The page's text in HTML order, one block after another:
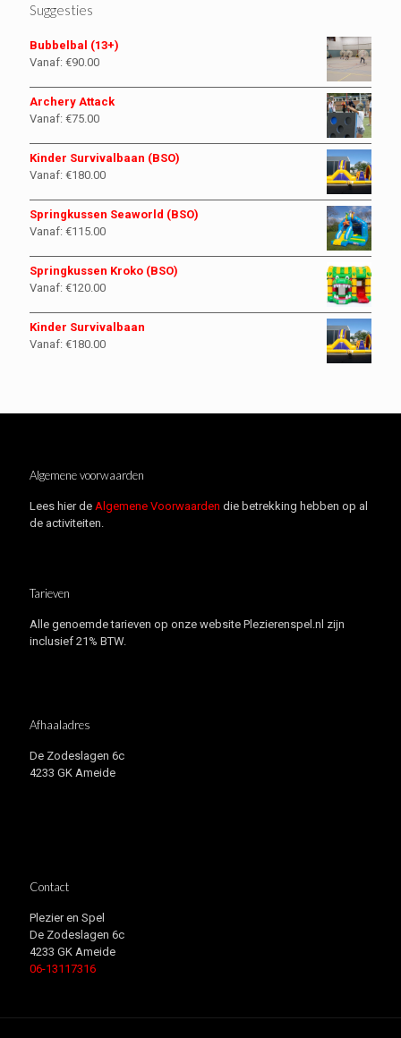
Suggesties
Bubbelbal (13+)
Vanaf: €90.00
Archery Attack
Vanaf: €75.00
Kinder Survivalbaan (BSO)
Vanaf: €180.00
Springkussen Seaworld (BSO)
Vanaf: €115.00
Springkussen Kroko (BSO)
Vanaf: €120.00
Kinder Survivalbaan
Vanaf: €180.00
Algemene voorwaarden
Lees hier de Algemene Voorwaarden die betrekking hebben op al
de activiteiten.
Tarieven
Alle genoemde tarieven op onze website Plezierenspel.nl zijn
inclusief 21% BTW.
Afhaaladres
De Zodeslagen 6c
4233 GK Ameide
Contact
Plezier en Spel
De Zodeslagen 6c
4233 GK Ameide
06-13117316